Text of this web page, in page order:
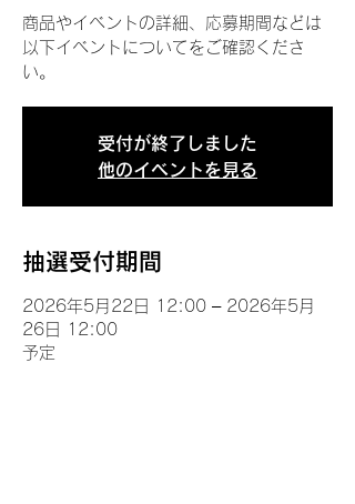
商品やイベントの詳細、応募期間などは
以下イベントについてをご確認くださ
い。
受付が終了しました
他のイベントを見る
抽選受付期間
2026年5月22日 12:00 – 2026年5月
26日 12:00
予定